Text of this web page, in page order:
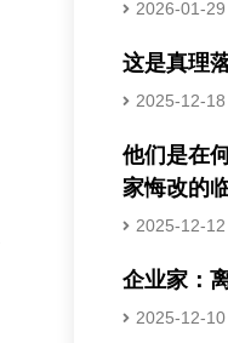
2026-01-29
这是真理
2025-12-18
他们是在
家悔改的
2025-12-12
企业家：
2025-12-10